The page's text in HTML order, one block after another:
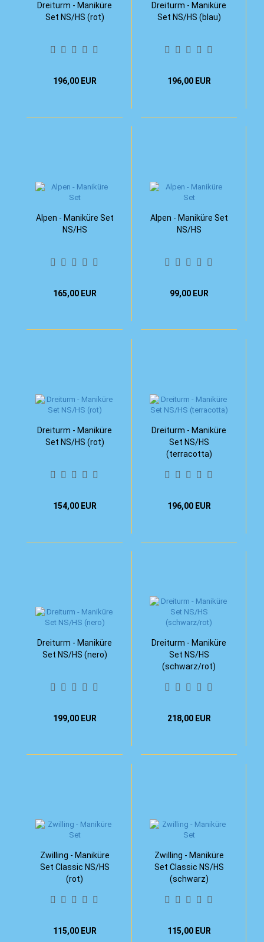
Dreiturm - Maniküre
Set NS/HS (rot)
196,00 EUR
Dreiturm - Maniküre
Set NS/HS (blau)
196,00 EUR
Alpen - Maniküre Set
NS/HS
165,00 EUR
Alpen - Maniküre Set
NS/HS
99,00 EUR
Dreiturm - Maniküre
Set NS/HS (rot)
154,00 EUR
Dreiturm - Maniküre
Set NS/HS
(terracotta)
196,00 EUR
Dreiturm - Maniküre
Set NS/HS (nero)
199,00 EUR
Dreiturm - Maniküre
Set NS/HS
(schwarz/rot)
218,00 EUR
Zwilling - Maniküre
Set Classic NS/HS
(rot)
115,00 EUR
Zwilling - Maniküre
Set Classic NS/HS
(schwarz)
115,00 EUR